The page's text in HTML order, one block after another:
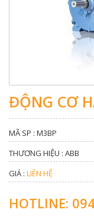
ĐỘNG CƠ
MÃ SP : M3BP
THƯƠNG HIỆU : ABB
GIÁ : LIÊN HỆ
HOTLINE: